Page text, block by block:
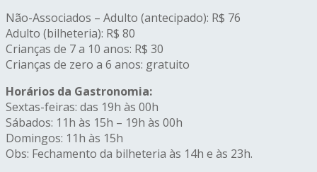
Não-Associados – Adulto (antecipado): R$ 76
Adulto (bilheteria): R$ 80
Crianças de 7 a 10 anos: R$ 30
Crianças de zero a 6 anos: gratuito
Horários da Gastronomia:
Sextas-feiras: das 19h às 00h
Sábados: 11h às 15h – 19h às 00h
Domingos: 11h às 15h
Obs: Fechamento da bilheteria às 14h e às 23h.